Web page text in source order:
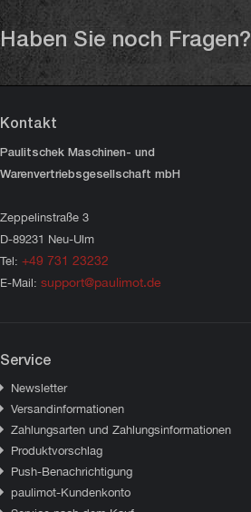
Haben Sie noch Fragen?
Kontakt
Paulitschek Maschinen- und
Warenvertriebsgesellschaft mbH
Zeppelinstraße 3
D-89231 Neu-Ulm
Tel: +49 731 23232
E-Mail: support@paulimot.de
Service
Newsletter
Versandinformationen
Zahlungsarten und Zahlungsinformationen
Produktvorschlag
Push-Benachrichtigung
paulimot-Kundenkonto